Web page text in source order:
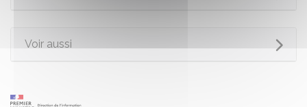
Voir aussi